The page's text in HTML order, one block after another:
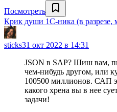
Посмотреть
Крик души 1С-ника (в разрезе,
sticks31 окт 2022 в 14:31
JSON в SAP? Шиш вам,
чем-нибудь другом, или
100500 миллионов. САП
какого хрена вы в нее
задачи!